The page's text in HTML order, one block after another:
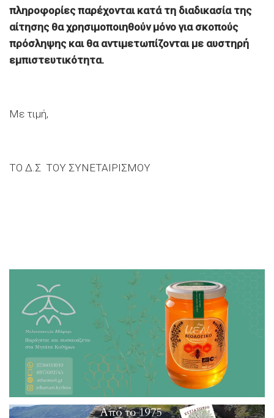
πληροφορίες παρέχονται κατά τη διαδικασία της
αίτησης θα χρησιμοποιηθούν μόνο για σκοπούς
πρόσληψης και θα αντιμετωπίζονται με αυστηρή
εμπιστευτικότητα.
Με τιμή,
ΤΟ Δ.Σ ΤΟΥ ΣΥΝΕΤΑΙΡΙΣΜΟΥ